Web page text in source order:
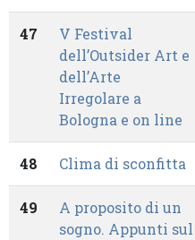
47
V Festival
dell’Outsider Art e
dell’Arte
Irregolare a
Bologna e on line
48 Clima di sconfitta
49
A proposito di un
sogno. Appunti sul